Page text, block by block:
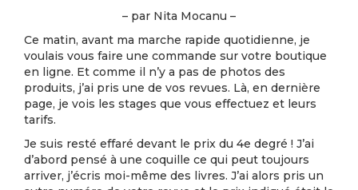
– par Nita Mocanu –
Ce matin, avant ma marche rapide quotidienne, je
voulais vous faire une commande sur votre boutique
en ligne. Et comme il n’y a pas de photos des
produits, j’ai pris une de vos revues. Là, en dernière
page, je vois les stages que vous effectuez et leurs
tarifs.
Je suis resté effaré devant le prix du 4e degré ! J’ai
d’abord pensé à une coquille ce qui peut toujours
arriver, j’écris moi-même des livres. J’ai alors pris un